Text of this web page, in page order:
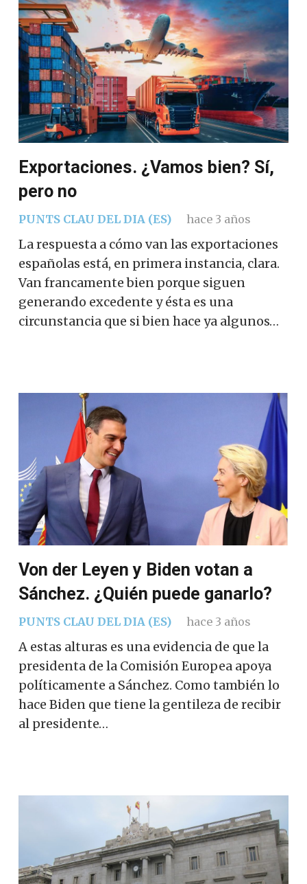
Exportaciones. ¿Vamos bien? Sí,
pero no
PUNTS CLAU DEL DIA (ES) hace 3 años
La respuesta a cómo van las exportaciones
españolas está, en primera instancia, clara.
Van francamente bien porque siguen
generando excedente y ésta es una
circunstancia que si bien hace ya algunos…
Von der Leyen y Biden votan a
Sánchez. ¿Quién puede ganarlo?
PUNTS CLAU DEL DIA (ES) hace 3 años
A estas alturas es una evidencia de que la
presidenta de la Comisión Europea apoya
políticamente a Sánchez. Como también lo
hace Biden que tiene la gentileza de recibir
al presidente…